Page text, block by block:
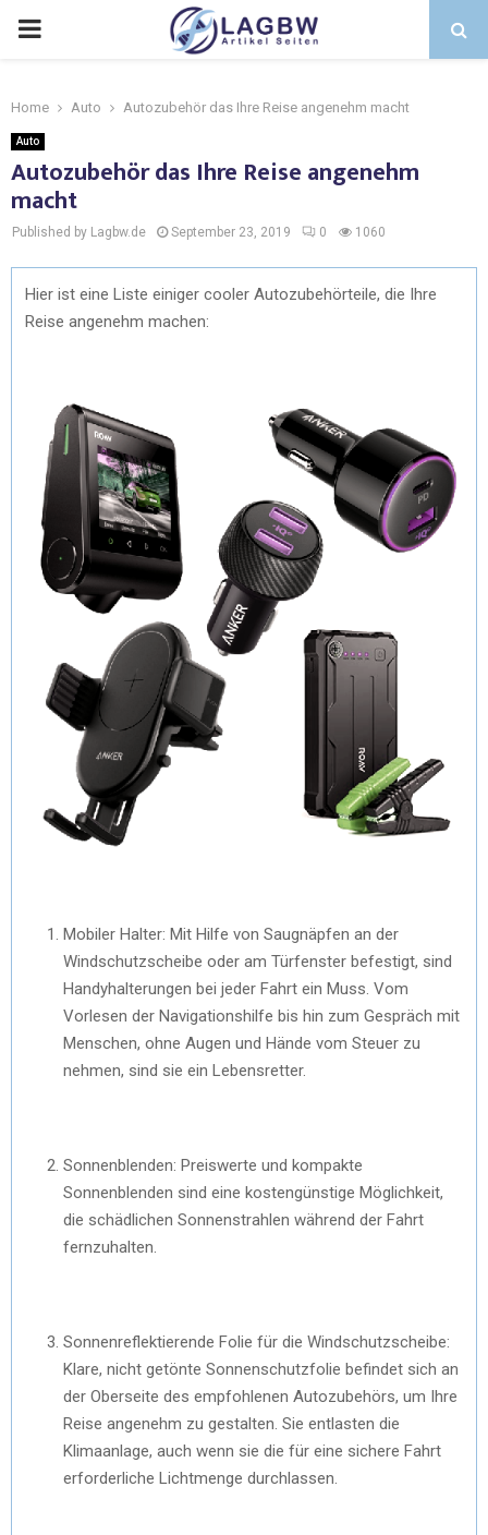
Home Auto Autozubehör das Ihre Reise angenehm macht
Auto
Autozubehör das Ihre Reise angenehm
macht
Published by Lagbw.de September 23, 2019 0 1060
Hier ist eine Liste einiger cooler Autozubehörteile, die Ihre
Reise angenehm machen:
Mobiler Halter: Mit Hilfe von Saugnäpfen an der
Windschutzscheibe oder am Türfenster befestigt, sind
Handyhalterungen bei jeder Fahrt ein Muss. Vom
Vorlesen der Navigationshilfe bis hin zum Gespräch mit
Menschen, ohne Augen und Hände vom Steuer zu
nehmen, sind sie ein Lebensretter.
Sonnenblenden: Preiswerte und kompakte
Sonnenblenden sind eine kostengünstige Möglichkeit,
die schädlichen Sonnenstrahlen während der Fahrt
fernzuhalten.
Sonnenreflektierende Folie für die Windschutzscheibe:
Klare, nicht getönte Sonnenschutzfolie befindet sich an
der Oberseite des empfohlenen Autozubehörs, um Ihre
Reise angenehm zu gestalten. Sie entlasten die
Klimaanlage, auch wenn sie die für eine sichere Fahrt
erforderliche Lichtmenge durchlassen.